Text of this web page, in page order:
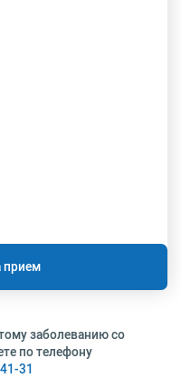
прием
заболеванию со
по телефону
31